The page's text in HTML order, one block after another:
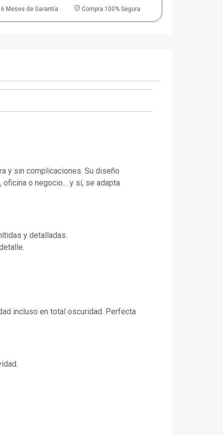
6 Meses de Garantía Compra 100% Segura
y sin complicaciones. Su diseño
oficina o negocio… y sí, se adapta
y detalladas.
incluso en total oscuridad. Perfecta